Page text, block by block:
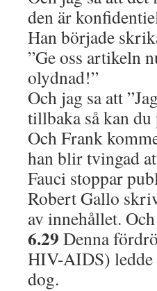
den är
Han började
”Ge oss artikeln
olydnad!”
Och jag sa att
tillbaka så kan du
Och Frank
han blir tvingad
Fauci stoppar
Robert Gallo
av innehållet.
6.29 Denna
HIV-AIDS)
dog.